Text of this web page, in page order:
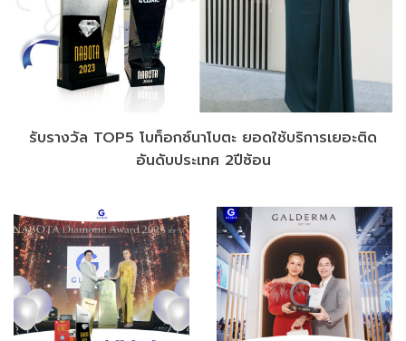
รับรางวัล TOP5 โบท็อกซ์นาโบตะ ยอดใช้บริการเยอะติด
อันดับประเทศ 2ปีซ้อน